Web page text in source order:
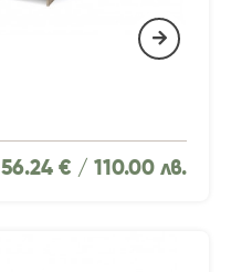
56.24 € / 110.00 лв.